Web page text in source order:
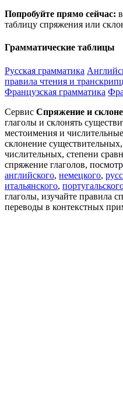
Попробуйте прямо сейчас:
таблицу спряжения или
Грамматические таблицы
Русская грамматика
правила чтения и
Французская грамматика
Сервис Спряжение и
глаголы и склонять
местоимения и
склонение
числительных, степени
спряжение глаголов,
английского, немецкого,
итальянского,
глаголы, изучайте правила
переводы в контекстных